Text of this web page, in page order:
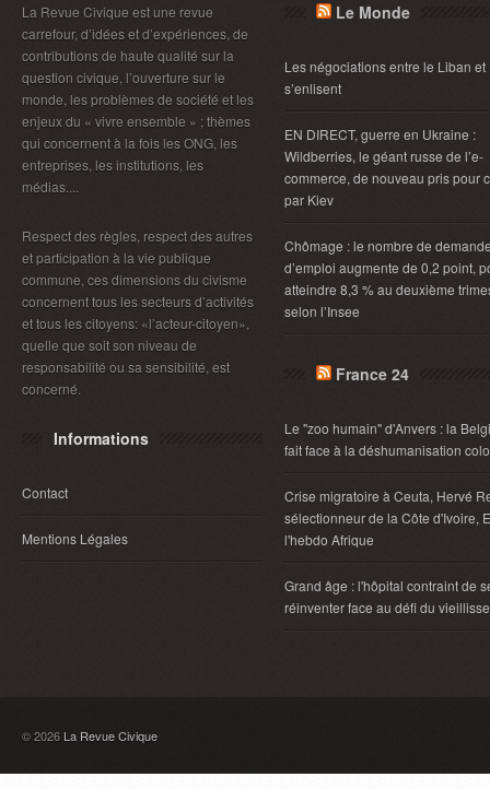
La Revue Civique est une revue
carrefour, d’idées et d’expériences, de
contributions de haute qualité sur la
question civique, l’ouverture sur le
monde, les problèmes de société et les
enjeux du « vivre ensemble » ; thèmes
qui concernent à la fois les ONG, les
entreprises, les institutions, les
médias....
Respect des règles, respect des autres
et participation à la vie publique
commune, ces dimensions du civisme
concernent tous les secteurs d’activités
et tous les citoyens: «l’acteur-citoyen»,
quelle que soit son niveau de
responsabilité ou sa sensibilité, est
concerné.
Informations
Contact
Mentions Légales
Le Monde
Les négociations entre le Liban et
s’enlisent
EN DIRECT, guerre en Ukraine :
Wildberries, le géant russe de l’e-
commerce, de nouveau pris pour
par Kiev
Chômage : le nombre de
d’emploi augmente de 0,2 point,
atteindre 8,3 % au deuxième
selon l’Insee
France 24
Le "zoo humain" d'Anvers : la
fait face à la déshumanisation
Crise migratoire à Ceuta, Hervé
sélectionneur de la Côte d'Ivoire,
l'hebdo Afrique
Grand âge : l'hôpital contraint de
réinventer face au défi du
© 2026 La Revue Civique